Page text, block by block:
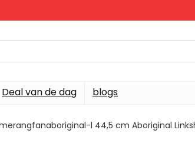
Deal van de dag blogs
l 44,5 cm Aboriginal